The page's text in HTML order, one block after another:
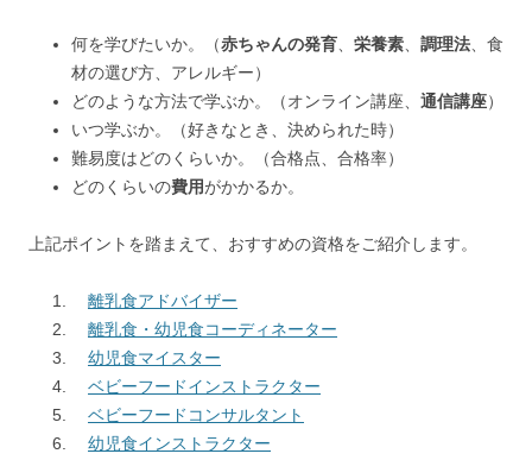
何を学びたいか。（赤ちゃんの発育 栄養素 調理法 、食
材の選び方、アレルギー）
どのような方法で学ぶか。（オンライン講座、 通信講座）
いつ学ぶか。（好きなとき、決められた時）
難易度はどのくらいか。（合格点、合格率）
どのくらいの費用がかかるか。
上記ポイントを踏まえて、おすすめの資格をご紹介します。
離乳食アドバイザー
離乳食・幼児食コーディネーター
幼児食マイスター
ベビーフードインストラクター
ベビーフードコンサルタント
幼児食インストラクター